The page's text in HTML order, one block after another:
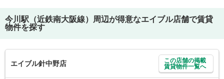
今川駅（近鉄南大阪線）
周辺が得意なエイブル店舗で賃貸
物件を探す
エイブル針中野店
この店舗の掲載
賃貸物件一覧へ